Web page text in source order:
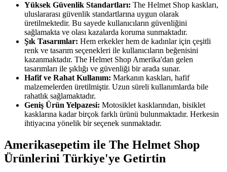
Yüksek Güvenlik Standartları: The Helmet Shop kaskları,
uluslararası güvenlik standartlarına uygun olarak
üretilmektedir. Bu sayede kullanıcıların güvenliğini
sağlamakta ve olası kazalarda koruma sunmaktadır.
Şık Tasarımlar: Hem erkekler hem de kadınlar için çeşitli
renk ve tasarım seçenekleri ile kullanıcıların beğenisini
kazanmaktadır. The Helmet Shop Amerika'dan gelen
tasarımları ile şıklığı ve güvenliği bir arada sunar.
Hafif ve Rahat Kullanım: Markanın kaskları, hafif
malzemelerden üretilmiştir. Uzun süreli kullanımlarda bile
rahatlık sağlamaktadır.
Geniş Ürün Yelpazesi: Motosiklet kasklarından, bisiklet
kasklarına kadar birçok farklı ürünü bulunmaktadır. Herkesin
ihtiyacına yönelik bir seçenek sunmaktadır.
Amerikasepetim ile The Helmet Shop
Ürünlerini Türkiye'ye Getirtin